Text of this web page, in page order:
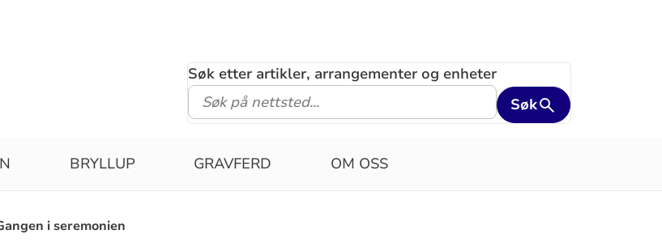
Søk etter artikler, arrangementer og enheter
Søk
BRYLLUP GRAVFERD OM OSS
i seremonien